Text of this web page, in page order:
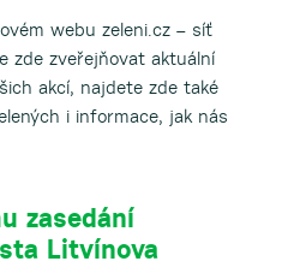
webu zeleni.cz – síť
zde zveřejňovat aktuální
akcí, najdete zde také
i informace, jak nás
zasedání
Litvínova